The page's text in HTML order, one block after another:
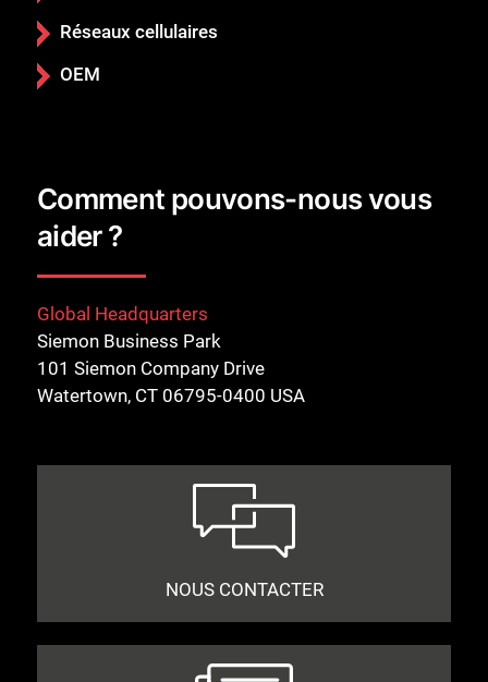
Réseaux cellulaires
OEM
Comment pouvons-nous vous
aider ?
Global Headquarters
Siemon Business Park
101 Siemon Company Drive
Watertown, CT 06795-0400 USA
NOUS CONTACTER